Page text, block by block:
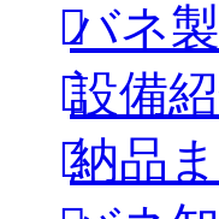
バネ
設備
納品